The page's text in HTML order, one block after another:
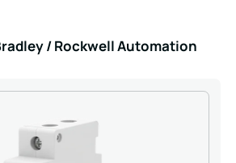
/ Rockwell Automation